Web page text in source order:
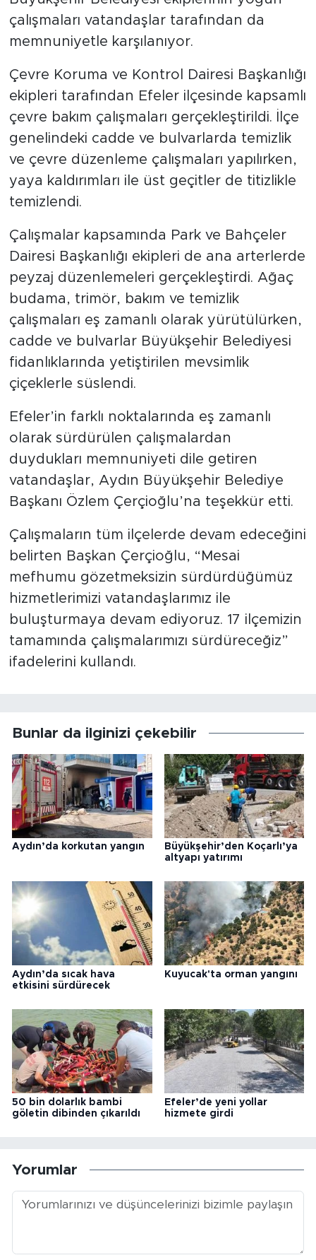
çalışmaları vatandaşlar tarafından da
memnuniyetle karşılanıyor.
Çevre Koruma ve Kontrol Dairesi Başkanlığı
ekipleri tarafından Efeler ilçesinde kapsamlı
çevre bakım çalışmaları gerçekleştirildi. İlçe
genelindeki cadde ve bulvarlarda temizlik
ve çevre düzenleme çalışmaları yapılırken,
yaya kaldırımları ile üst geçitler de titizlikle
temizlendi.
Çalışmalar kapsamında Park ve Bahçeler
Dairesi Başkanlığı ekipleri de ana arterlerde
peyzaj düzenlemeleri gerçekleştirdi. Ağaç
budama, trimör, bakım ve temizlik
çalışmaları eş zamanlı olarak yürütülürken,
cadde ve bulvarlar Büyükşehir Belediyesi
fidanlıklarında yetiştirilen mevsimlik
çiçeklerle süslendi.
Efeler’in farklı noktalarında eş zamanlı
olarak sürdürülen çalışmalardan
duydukları memnuniyeti dile getiren
vatandaşlar, Aydın Büyükşehir Belediye
Başkanı Özlem Çerçioğlu’na teşekkür etti.
Çalışmaların tüm ilçelerde devam edeceğini
belirten Başkan Çerçioğlu, “Mesai
mefhumu gözetmeksizin sürdürdüğümüz
hizmetlerimizi vatandaşlarımız ile
buluşturmaya devam ediyoruz. 17 ilçemizin
tamamında çalışmalarımızı sürdüreceğiz”
ifadelerini kullandı.
Bunlar da ilginizi çekebilir
Aydın’da korkutan yangın
Büyükşehir’den Koçarlı’ya
altyapı yatırımı
Aydın’da sıcak hava
etkisini sürdürecek
Kuyucak'ta orman yangını
50 bin dolarlık bambi
göletin dibinden çıkarıldı
Efeler’de yeni yollar
hizmete girdi
Yorumlar